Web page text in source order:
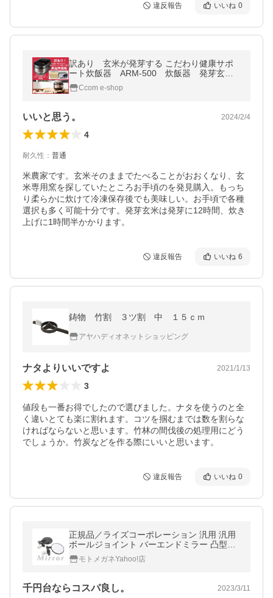
違反報告 いいね 0
訳あり 玄米が発芽する こだわり健康サポ
ート炊飯器 ARM-500 炊飯器 発芽玄
米 蒸し料理 健康サポート
Ccom e-shop
いいと思う。 2024/2/4
4
耐久性 ： 普通
米農家です。玄米そのままでたべることがおおくなり、玄
米専用窯を探していたところお手頃のを発見購入。もっち
り柔らかに炊けて冷凍保存後でも美味しい。お手頃で各種
選択も多く可能十分です。発芽玄米は発芽に12時間、炊き
上げに1時間半かかります。
違反報告 いいね 6
鋳物 竹割 ３ツ割 中 １５ｃｍ
アヤハディオネットショッピング
ナタよりいいですよ 2021/1/13
3
値段も一番お得でしたので選びました。ナタを使うのと全
く違いとても楽に割れます。コツを掴むまでは数を割らな
ければならないと思います。竹林の間伐後の処理用にどう
でしょうか。竹炭などを作る際にいいと思います。
違反報告 いいね 0
正規品／ライズコーポレーション 汎用 汎用
ボールジョイント バーエンドミラー 凸型レ
ンズ 左右セット ブラック RISE CORPORAT
ION …
モトメガネYahoo!店
千円台ならコスパ良し。 2023/3/11